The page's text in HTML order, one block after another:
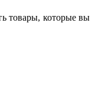
товары, которые вы